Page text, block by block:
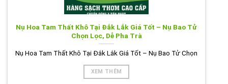
Nụ Hoa Tam Thất Khô Tại Đắk Lắk Giá Tốt – Nụ Bao Tử
Chọn Lọc, Dễ Pha Trà
Nụ Hoa Tam Thất Khô Tại Đắk Lắk Giá Tốt – Nụ Bao Tử Chọn
XEM THÊM